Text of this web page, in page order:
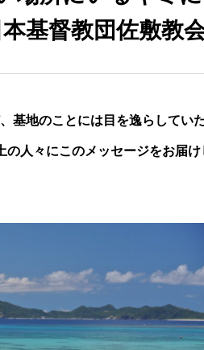
督教団佐敷教会
基地のことには目を逸らしてい
人々にこのメッセージをお届